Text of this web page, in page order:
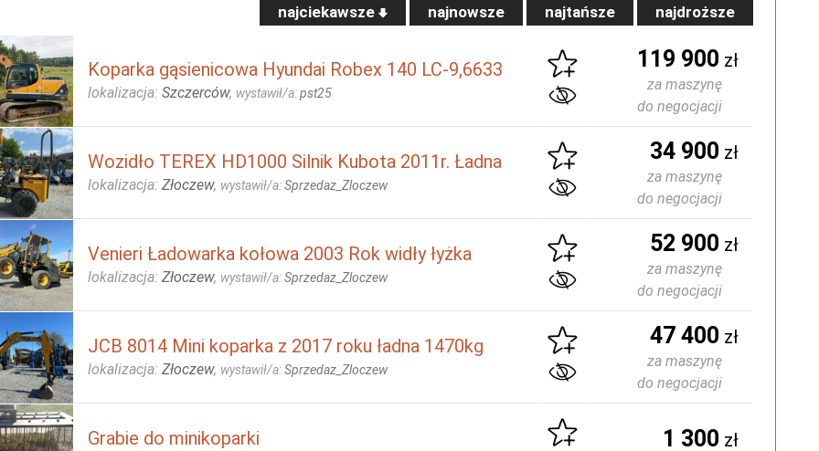
najciekawsze najnowsze najtańsze najdroższe
Koparka gąsienicowa Hyundai Robex 140 LC-9,6633
lokalizacja: Szczerców, wystawił/a:pst25
119 900 zł
za maszynę
do negocjacji
Wozidło TEREX HD1000 Silnik Kubota 2011r. Ładna
lokalizacja: Złoczew, wystawił/a:Sprzedaz_Zloczew
34 900 zł
za maszynę
do negocjacji
Venieri Ładowarka kołowa 2003 Rok widły łyżka
lokalizacja: Złoczew, wystawił/a:Sprzedaz_Zloczew
52 900 zł
za maszynę
do negocjacji
JCB 8014 Mini koparka z 2017 roku ładna 1470kg
lokalizacja: Złoczew, wystawił/a:Sprzedaz_Zloczew
47 400 zł
za maszynę
do negocjacji
Grabie do minikoparki 1 300 zł